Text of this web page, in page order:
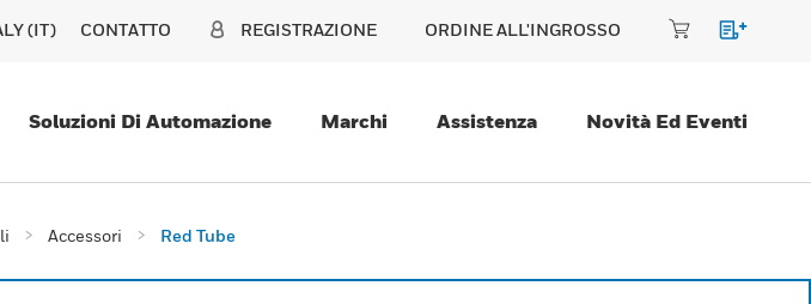
(IT) CONTATTO REGISTRAZIONE ORDINE ALL'INGROSSO
Soluzioni Di Automazione Marchi Assistenza Novità Ed Eventi
Accessori Red Tube